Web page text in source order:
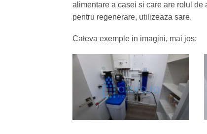
alimentare a casei si care are rolul de
pentru regenerare, utilizeaza sare.
Cateva exemple in imagini, mai jos: